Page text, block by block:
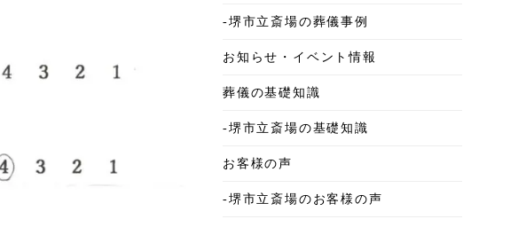
2025年11月
2025年10月
2025年9月
2025年8月
2025年7月
2025年6月
-堺市立斎場の葬儀事例
お知らせ・イベント情報
葬儀の基礎知識
-堺市立斎場の基礎知識
お客様の声
-堺市立斎場のお客様の声